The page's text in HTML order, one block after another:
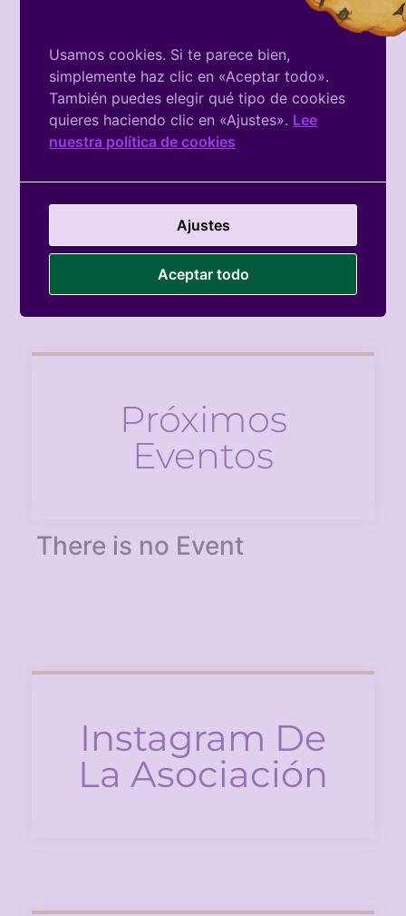
Un Año Más, Juntas
Ayer celebramos nuestra Asamblea General Ordinaria
Anual, un espacio de participación, encuentro y
transparencia en el que compartimos con nuestras
Leer más »
8M Nosotras Mismas
8 de marzo no es solo una fecha simbólica. Es un
grito colectivo frente a la desigualdad y la violencia
Leer más »
Próximos
Eventos
There is no Event
Instagram De
La Asociación
Usamos cookies. Si te parece bien,
simplemente haz clic en «Aceptar todo».
También puedes elegir qué tipo de cookies
quieres haciendo clic en «Ajustes». Lee
nuestra política de cookies
Ajustes
Aceptar todo